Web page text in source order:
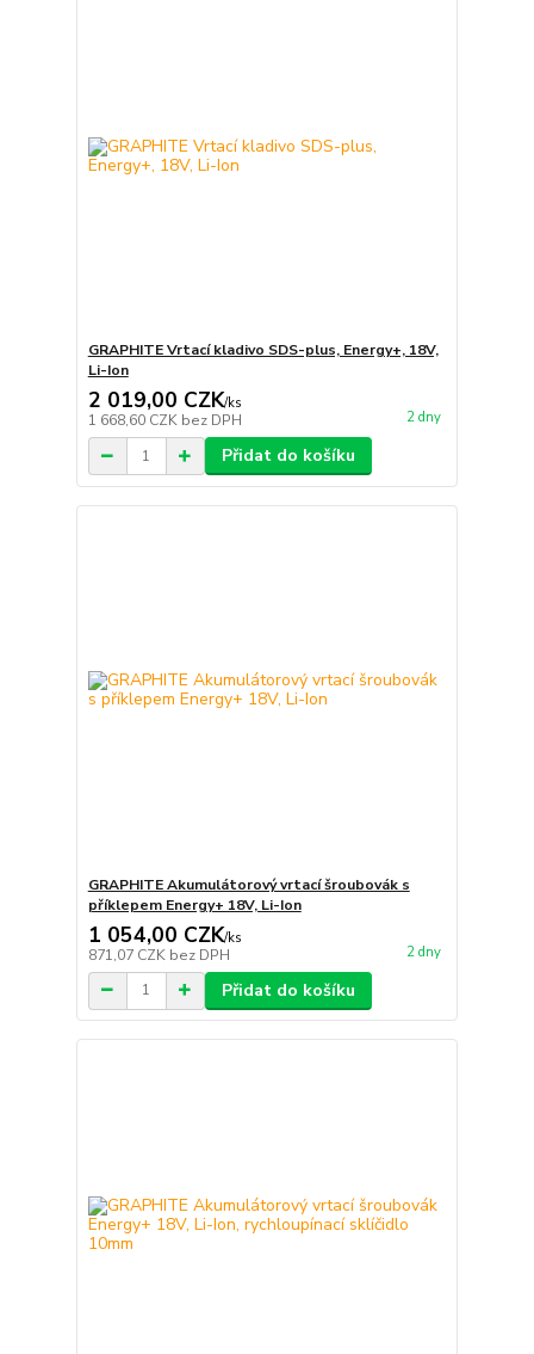
GRAPHITE Vrtací kladivo SDS-plus, Energy+, 18V,
Li-Ion
2 019,00 CZK/ks
1 668,60 CZK bez DPH 2 dny
Přidat do košíku
GRAPHITE Akumulátorový vrtací šroubovák s
příklepem Energy+ 18V, Li-Ion
1 054,00 CZK/ks
871,07 CZK bez DPH 2 dny
Přidat do košíku